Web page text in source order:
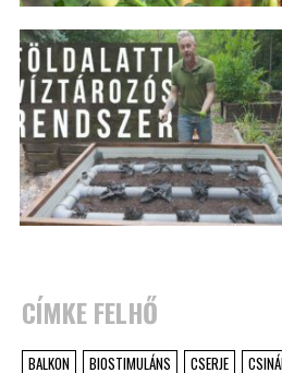
CÍMKE FELHŐ
BALKON BIOSTIMULÁNS CSERJE